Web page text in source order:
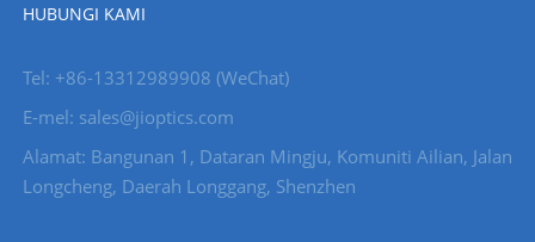
HUBUNGI KAMI
Tel: +86-13312989908 (WeChat)
E-mel: sales@jioptics.com
Alamat: Bangunan 1, Dataran Mingju, Komuniti Ailian, Jalan
Longcheng, Daerah Longgang, Shenzhen